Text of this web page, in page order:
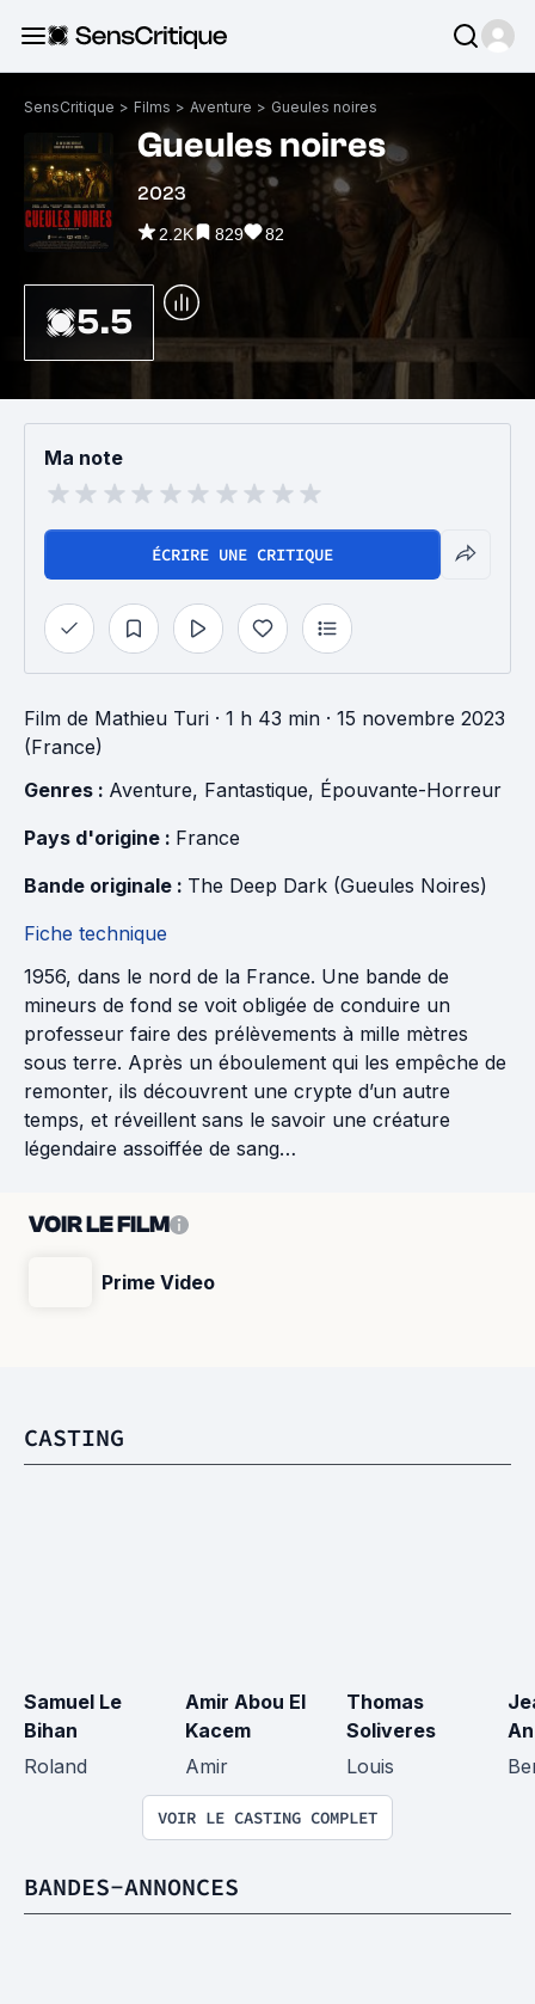
SensCritique > Films > Aventure > Gueules noires
Gueules noires
2023
2.2K 829 82
5.5
Ma note
ÉCRIRE UNE CRITIQUE
Film de Mathieu Turi · 1 h 43 min · 15 novembre 2023
(France)
Genres : Aventure, Fantastique, Épouvante-Horreur
Pays d'origine : France
Bande originale : The Deep Dark (Gueules Noires)
Fiche technique
1956, dans le nord de la France. Une bande de
mineurs de fond se voit obligée de conduire un
professeur faire des prélèvements à mille mètres
sous terre. Après un éboulement qui les empêche de
remonter, ils découvrent une crypte d’un autre
temps, et réveillent sans le savoir une créature
légendaire assoiffée de sang…
VOIR LE FILM
Prime Video
CASTING
Samuel Le
Bihan
Roland
Amir Abou El
Kacem
Amir
Thomas
Soliveres
Louis
VOIR LE CASTING COMPLET
BANDES-ANNONCES